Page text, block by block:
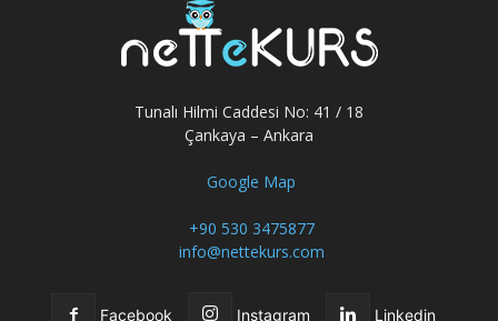
Tunalı Hilmi Caddesi No: 41 / 18
Çankaya – Ankara
Google Map
+90 530 3475877
info@nettekurs.com
Facebook Instagram Linkedin